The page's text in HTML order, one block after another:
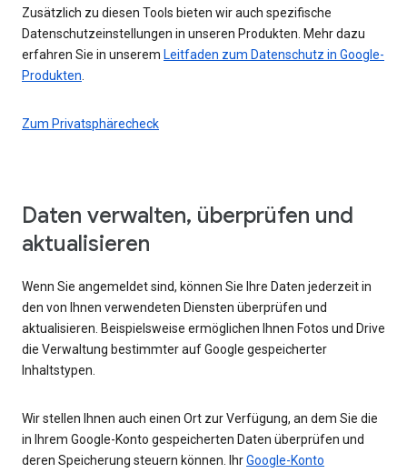
Zusätzlich zu diesen Tools bieten wir auch spezifische
Datenschutzeinstellungen in unseren Produkten. Mehr dazu
erfahren Sie in unserem Leitfaden zum Datenschutz in Google-
Produkten
Zum Privatsphärecheck
Daten verwalten, überprüfen und
aktualisieren
Wenn Sie angemeldet sind, können Sie Ihre Daten jederzeit in
den von Ihnen verwendeten Diensten überprüfen und
aktualisieren. Beispielsweise ermöglichen Ihnen Fotos und Drive
die Verwaltung bestimmter auf Google gespeicherter
Inhaltstypen.
Wir stellen Ihnen auch einen Ort zur Verfügung, an dem Sie die
in Ihrem Google-Konto gespeicherten Daten überprüfen und
deren Speicherung steuern können. IhrGoogle-Konto